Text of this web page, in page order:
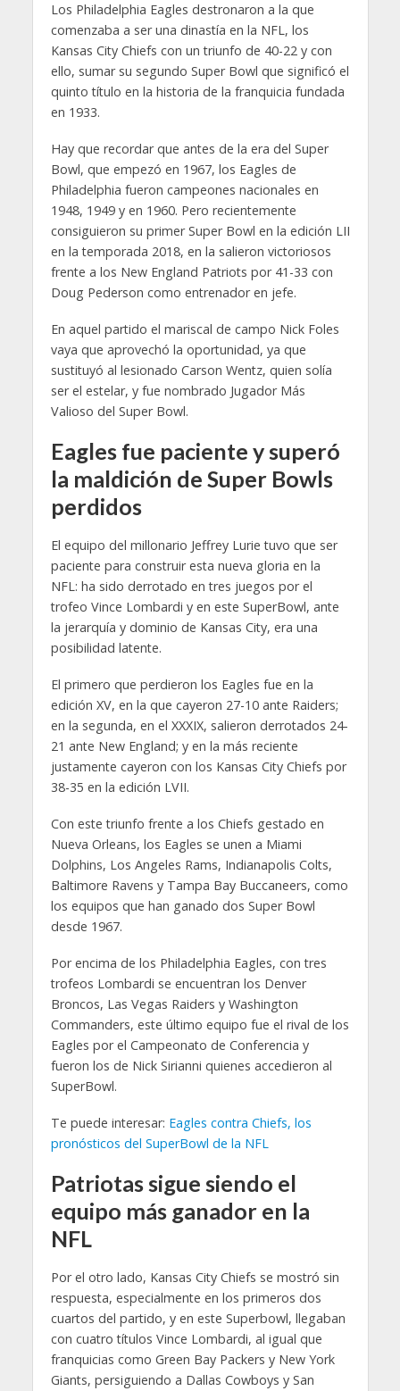
Los Philadelphia Eagles destronaron a la que
comenzaba a ser una dinastía en la NFL, los
Kansas City Chiefs con un triunfo de 40-22 y con
ello, sumar su segundo Super Bowl que significó el
quinto título en la historia de la franquicia fundada
en 1933.
Hay que recordar que antes de la era del Super
Bowl, que empezó en 1967, los Eagles de
Philadelphia fueron campeones nacionales en
1948, 1949 y en 1960. Pero recientemente
consiguieron su primer Super Bowl en la edición LII
en la temporada 2018, en la salieron victoriosos
frente a los New England Patriots por 41-33 con
Doug Pederson como entrenador en jefe.
En aquel partido el mariscal de campo Nick Foles
vaya que aprovechó la oportunidad, ya que
sustituyó al lesionado Carson Wentz, quien solía
ser el estelar, y fue nombrado Jugador Más
Valioso del Super Bowl.
Eagles fue paciente y superó
la maldición de Super Bowls
perdidos
El equipo del millonario Jeffrey Lurie tuvo que ser
paciente para construir esta nueva gloria en la
NFL: ha sido derrotado en tres juegos por el
trofeo Vince Lombardi y en este SuperBowl, ante
la jerarquía y dominio de Kansas City, era una
posibilidad latente.
El primero que perdieron los Eagles fue en la
edición XV, en la que cayeron 27-10 ante Raiders;
en la segunda, en el XXXIX, salieron derrotados 24-
21 ante New England; y en la más reciente
justamente cayeron con los Kansas City Chiefs por
38-35 en la edición LVII.
Con este triunfo frente a los Chiefs gestado en
Nueva Orleans, los Eagles se unen a Miami
Dolphins, Los Angeles Rams, Indianapolis Colts,
Baltimore Ravens y Tampa Bay Buccaneers, como
los equipos que han ganado dos Super Bowl
desde 1967.
Por encima de los Philadelphia Eagles, con tres
trofeos Lombardi se encuentran los Denver
Broncos, Las Vegas Raiders y Washington
Commanders, este último equipo fue el rival de los
Eagles por el Campeonato de Conferencia y
fueron los de Nick Sirianni quienes accedieron al
SuperBowl.
Te puede interesar: Eagles contra Chiefs, los
pronósticos del SuperBowl de la NFL
Patriotas sigue siendo el
equipo más ganador en la
NFL
Por el otro lado, Kansas City Chiefs se mostró sin
respuesta, especialmente en los primeros dos
cuartos del partido, y en este Superbowl, llegaban
con cuatro títulos Vince Lombardi, al igual que
franquicias como Green Bay Packers y New York
Giants, persiguiendo a Dallas Cowboys y San